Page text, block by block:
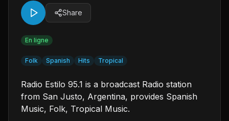
Share
En ligne
Folk Spanish Hits Tropical
Radio Estilo 95.1 is a broadcast Radio station
from San Justo, Argentina, provides Spanish
Music, Folk, Tropical Music.